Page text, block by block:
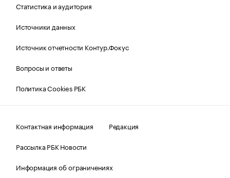
Статистика и аудитория
Источники данных
Источник отчетности Контур.Фокус
Вопросы и ответы
Политика Cookies РБК
Контактная информация
Редакция
Рассылка РБК Новости
Информация об ограничениях